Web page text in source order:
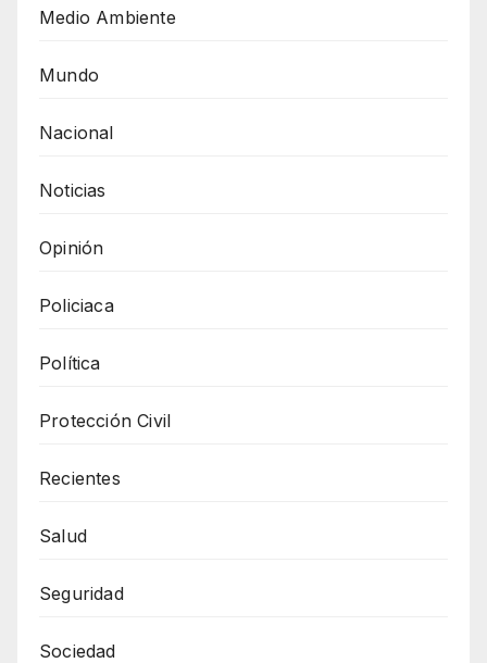
Medio Ambiente
Mundo
Nacional
Noticias
Opinión
Policiaca
Política
Protección Civil
Recientes
Salud
Seguridad
Sociedad